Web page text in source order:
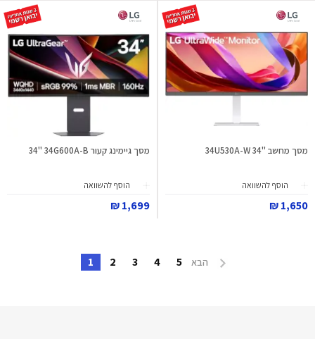
מסך מחשב "34 34U530A-W
הוסף להשוואה
1,650 ₪
מסך גיימינג קעור ‎34"‎ 34G600A-B
הוסף להשוואה
1,699 ₪
הבא 5
4
3
2
1